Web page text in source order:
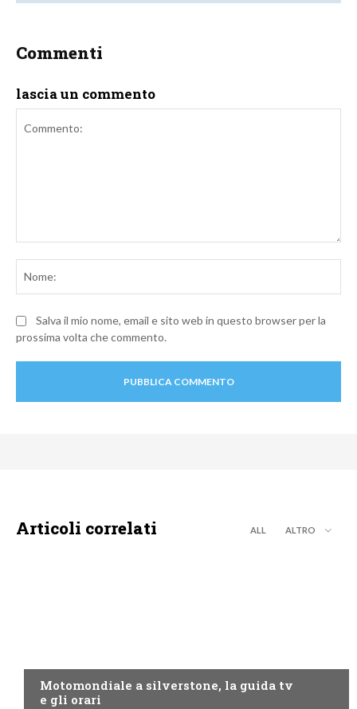
Commenti
lascia un commento
Salva il mio nome, email e sito web in questo browser per la
prossima volta che commento.
Articoli correlati ALL ALTRO
Motomondiale a silverstone, la guida tv
e gli orari